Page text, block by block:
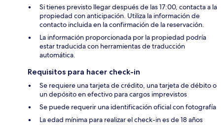
Si tienes previsto llegar después de las 17:00, contacta a la
propiedad con anticipación. Utiliza la información de
contacto incluida en la confirmación de la reservación.
La información proporcionada por la propiedad podría
estar traducida con herramientas de traducción
automática.
Requisitos para hacer check-in
Se requiere una tarjeta de crédito, una tarjeta de débito o
un depósito en efectivo para cargos imprevistos
Se puede requerir una identificación oficial con fotografía
La edad mínima para realizar el check-in es de 18 años